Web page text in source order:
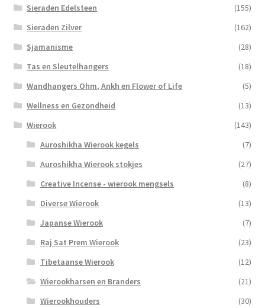
Sieraden Edelsteen
(155)
Sieraden Zilver
(162)
Sjamanisme
(28)
Tas en Sleutelhangers
(18)
Wandhangers Ohm, Ankh en Flower of Life
(5)
Wellness en Gezondheid
(13)
Wierook
(143)
Auroshikha Wierook kegels
(7)
Auroshikha Wierook stokjes
(27)
Creative Incense - wierook mengsels
(8)
Diverse Wierook
(13)
Japanse Wierook
(7)
Raj Sat Prem Wierook
(23)
Tibetaanse Wierook
(12)
Wierookharsen en Branders
(21)
Wierookhouders
(30)